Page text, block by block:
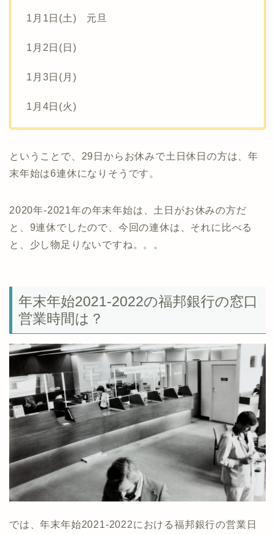
1月1日(土) 元旦
1月2日(日)
1月3日(月)
1月4日(火)
ということで、29日からお休みで土日休日の方は、年
末年始は6連休になりそうです。
2020年-2021年の年末年始は、土日がお休みの方だ
と、9連休でしたので、今回の連休は、それに比べる
と、少し物足りないですね。。。
年末年始2021-2022の福邦銀行の窓口
営業時間は？
では、年末年始2021-2022における福邦銀行の営業日